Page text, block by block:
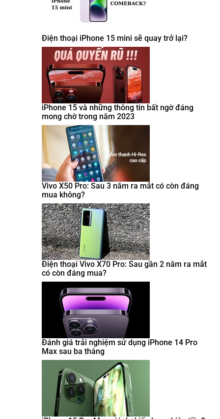
Điện thoại iPhone 15 mini sẽ quay trở lại?
iPhone 15 và những thông tin bất ngờ đáng
mong chờ trong năm 2023
Vivo X50 Pro: Sau 3 năm ra mắt có còn đáng
mua không?
Điện thoại Vivo X70 Pro: Sau gần 2 năm ra mắt
có còn đáng mua?
Đánh giá trải nghiệm sử dụng iPhone 14 Pro
Max sau ba tháng